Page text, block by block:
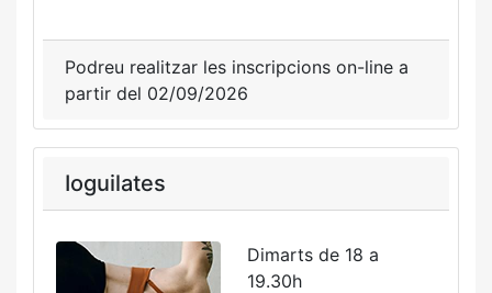
Podreu realitzar les inscripcions on-line a
partir del 02/09/2026
Ioguilates
Dimarts de 18 a
19.30h